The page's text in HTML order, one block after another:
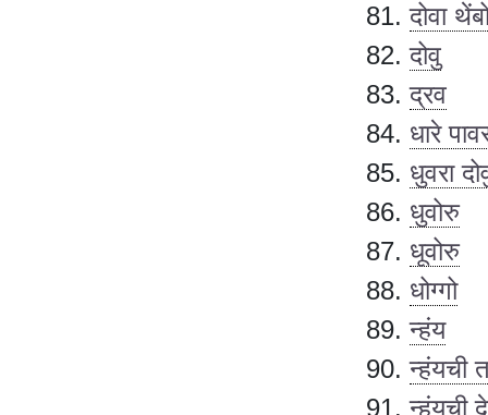
दोवा
दोवु
द्रव
धारे
धुवरा
धुवोरु
धूवोरु
धोग्गो
न्हंय
न्हंयची
न्हंयची